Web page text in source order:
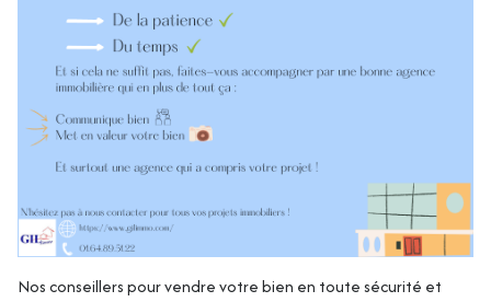
Nos conseillers pour vendre votre bien en toute sécurité et